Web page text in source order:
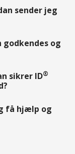
sender jeg
godkendes og
sikrer ID®
få hjælp og